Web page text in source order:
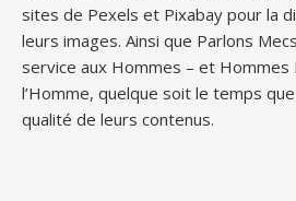
sites de Pexels et Pixabay pour la
leurs images. Ainsi que Parlons Mecs
service aux Hommes – et Hommes
l’Homme, quelque soit le temps
qualité de leurs contenus.